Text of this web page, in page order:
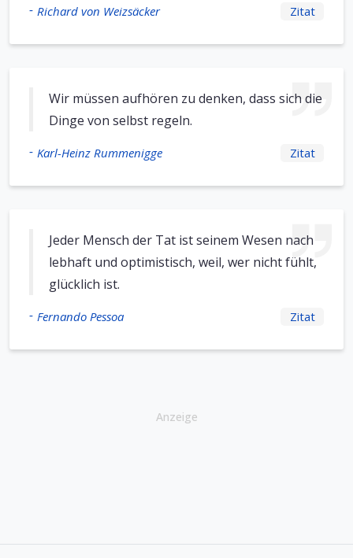
- Richard von Weizsäcker Zitat
Wir müssen aufhören zu denken, dass sich die
Dinge von selbst regeln.
- Karl-Heinz Rummenigge Zitat
Jeder Mensch der Tat ist seinem Wesen nach
lebhaft und optimistisch, weil, wer nicht fühlt,
glücklich ist.
- Fernando Pessoa Zitat
Anzeige